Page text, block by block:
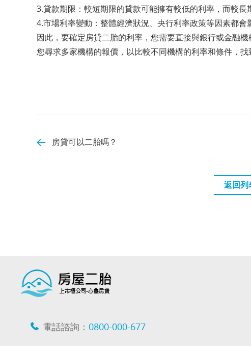
3.貸款期限：較短期限的貸款可能擁有較低的利率，而較長
4.市場利率變動：整體經濟狀況、央行利率政策等因素都會
因此，要確定房貸二胎的利率，您需要直接與銀行或金融
您尋求多家機構的報價，以比較不同機構的利率和條件，找
房貸可以二胎嗎？
返回列
電話諮詢： 0800-000-677